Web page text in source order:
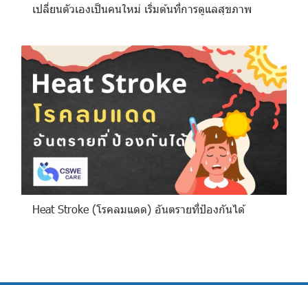
เปลี่ยนตัวเองเป็นคนใหม่ เริ่มต้นที่การดูแลสุขภาพ
Heat Stroke (โรคลมแดด) อันตรายที่ป้องกันได้